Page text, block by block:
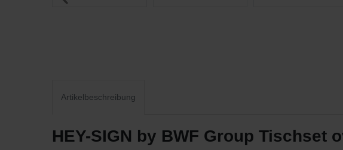
Artikelbeschreibung
HEY-SIGN by BWF Group Tischset